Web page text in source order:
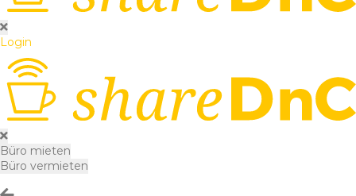
Login
Büro mieten
Büro vermieten